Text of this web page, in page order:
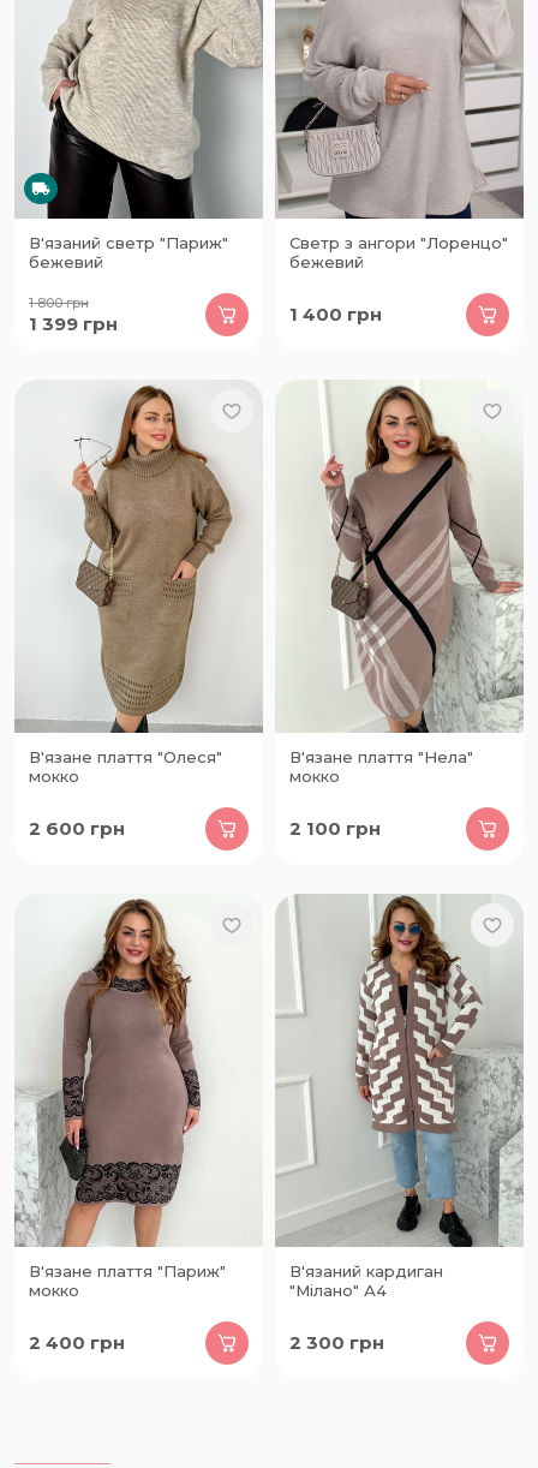
В'язаний светр "Париж"
бежевий
1 800грн
1 399 грн
Светр з ангори "Лоренцо"
бежевий
1 400 грн
В'язане плаття "Олеся"
мокко
2 600 грн
В'язане плаття "Нела"
мокко
2 100 грн
В'язане плаття "Париж"
мокко
2 400 грн
В'язаний кардиган
"Мілано" А4
2 300 грн